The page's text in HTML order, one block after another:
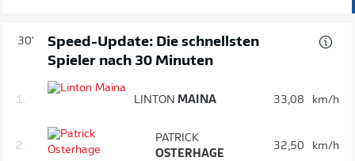
30'
Speed-Update: Die schnellsten
Spieler nach 30 Minuten
1. LINTON MAINA 33,08 km/h
2.
PATRICK
OSTERHAGE
32,50 km/h